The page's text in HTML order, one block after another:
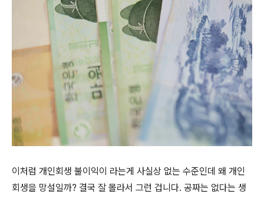
이처럼 개인회생 불이익이 라는게 사실상 없는 수준인데 왜 개인
회생을 망설일까? 결국 잘 몰라서 그런 겁니다. 공짜는 없다는 생